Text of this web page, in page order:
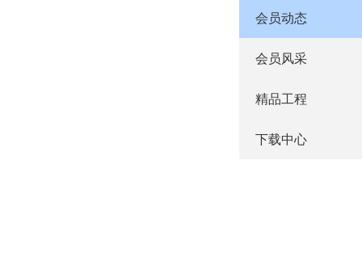
会员动态
会员风采
精品工程
下载中心